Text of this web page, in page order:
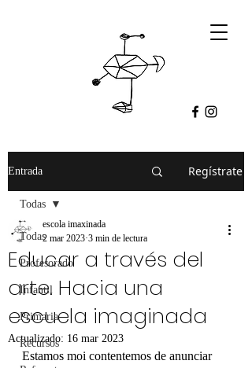
Entrada Regístrate
Todas
Profesorado
Infantil
Primaria
Recursos
Todas
Educar a través del
arte. Hacia una
escuela imaginada
escola imaxinada
2 mar 2023 3 min de lectura
Actualizado: 16 mar 2023
Estamos moi contentemos de anunciar